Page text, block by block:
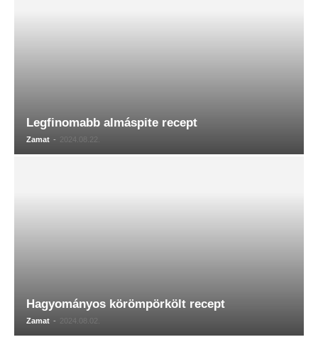
Legfinomabb almáspite recept
Zamat - 2024.08.22.
Hagyományos körömpörkölt recept
Zamat - 2024.08.02.